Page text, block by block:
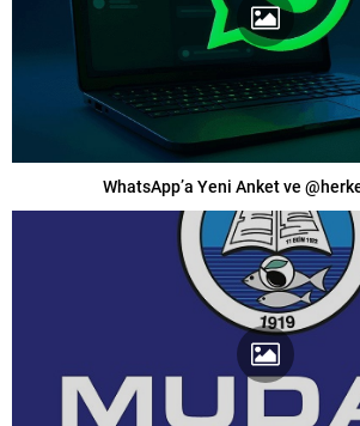
WhatsApp’a Yeni Anket ve